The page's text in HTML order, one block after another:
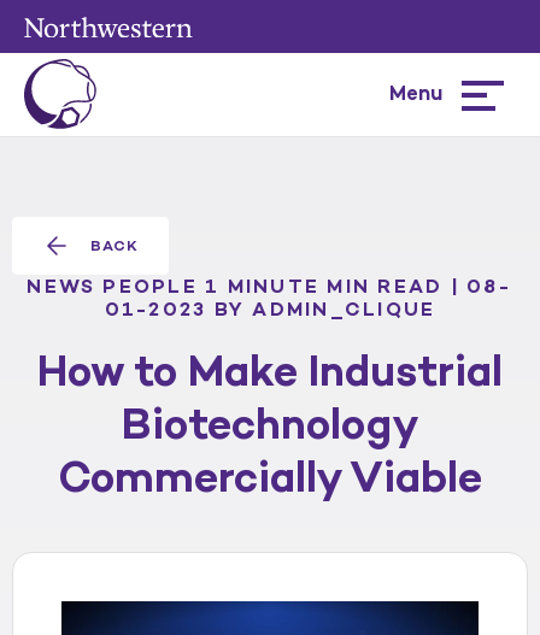
Menu
BACK
NEWS PEOPLE 1 MINUTE MIN READ | 08-
01-2023 BY ADMIN_CLIQUE
How to Make Industrial
Biotechnology
Commercially Viable